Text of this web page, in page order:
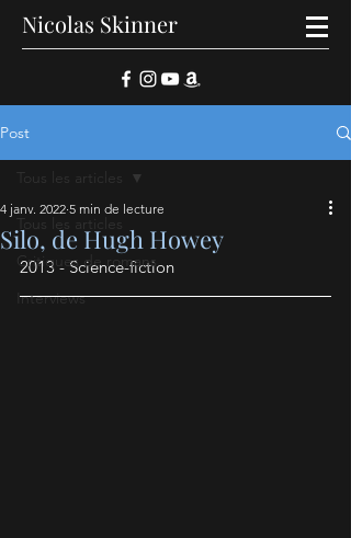
Nicolas Skinner
Post
Tous les articles
Critiques de romans
Interviews
Tous les articles
Silo, de Hugh Howey
4 janv. 2022 5 min de lecture
2013 - Science-fiction